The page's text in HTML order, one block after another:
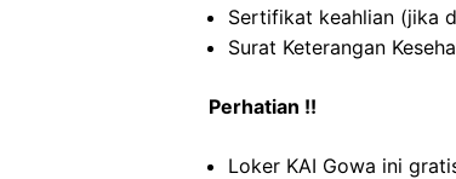
Sertifikat keahlian (jika
Surat Keterangan
Perhatian !!
Loker KAI Gowa ini